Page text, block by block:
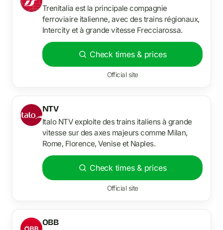
Trenitalia est la principale compagnie
ferroviaire italienne, avec des trains régionaux,
Intercity et à grande vitesse Frecciarossa.
Check times & prices
Official site
NTV
Italo NTV exploite des trains italiens à grande
vitesse sur des axes majeurs comme Milan,
Rome, Florence, Venise et Naples.
Check times & prices
Official site
OBB